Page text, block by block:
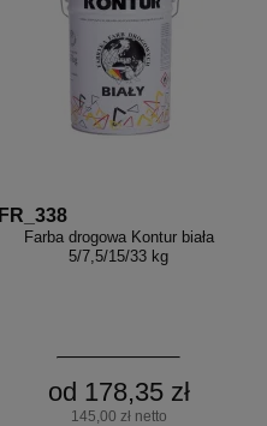
FR_338
Farba drogowa Kontur biała
5/7,5/15/33 kg
od 178,35 zł
145,00 zł netto